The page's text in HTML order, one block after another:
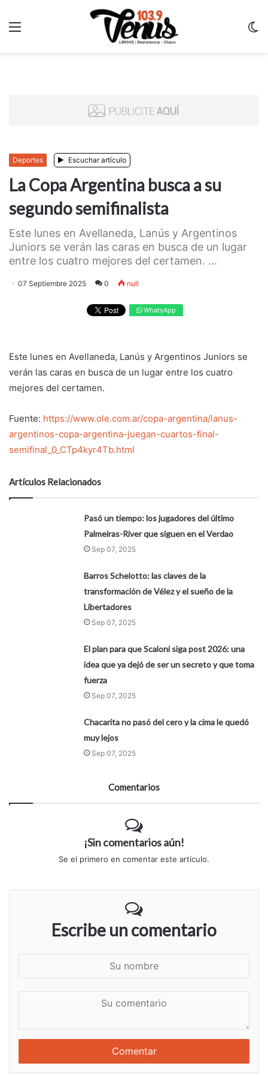
Deportes Escuchar artículo
La Copa Argentina busca a su
segundo semifinalista
Este lunes en Avellaneda, Lanús y Argentinos
Juniors se verán las caras en busca de un lugar
entre los cuatro mejores del certamen. ...
07 Septiembre 2025 0 null
WhatsApp
Este lunes en Avellaneda, Lanús y Argentinos Juniors se
verán las caras en busca de un lugar entre los cuatro
mejores del certamen.
Fuente: https://www.ole.com.ar/copa-argentina/lanus-
argentinos-copa-argentina-juegan-cuartos-final-
semifinal_0_CTp4kyr4Tb.html
Artículos Relacionados
Pasó un tiempo: los jugadores del último
Palmeiras-River que siguen en el Verdao
Sep 07, 2025
Barros Schelotto: las claves de la
transformación de Vélez y el sueño de la
Libertadores
Sep 07, 2025
El plan para que Scaloni siga post 2026: una
idea que ya dejó de ser un secreto y que toma
fuerza
Sep 07, 2025
Chacarita no pasó del cero y la cima le quedó
muy lejos
Sep 07, 2025
Comentarios
¡Sin comentarios aún!
Se el primero en comentar este artículo.
Escribe un comentario
n